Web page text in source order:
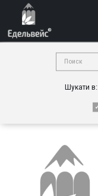
Шукати в: